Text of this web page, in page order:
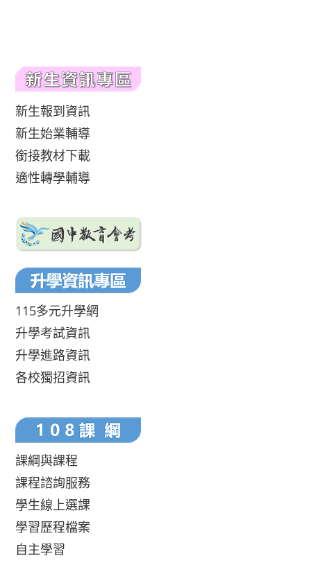
新生報到資訊
新生始業輔導
銜接教材下載
適性轉學輔導
115多元升學網
升學考試資訊
升學進路資訊
各校獨招資訊
課綱與課程
課程諮詢服務
學生線上選課
學習歷程檔案
自主學習